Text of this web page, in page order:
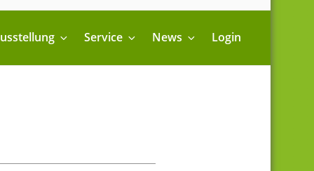
Service News Login